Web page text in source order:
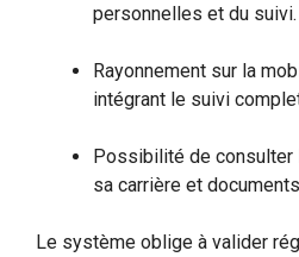
personnelles et du suivi.
Rayonnement sur la
intégrant le suivi
Possibilité de consulter
sa carrière et
Le système oblige à valider